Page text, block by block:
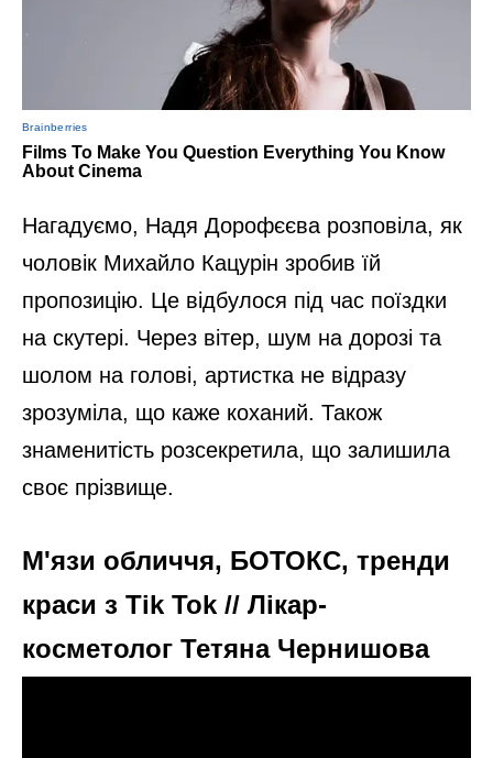
Нагадуємо, Надя Дорофєєва розповіла, як
чоловік Михайло Кацурін зробив їй
пропозицію. Це відбулося під час поїздки
на скутері. Через вітер, шум на дорозі та
шолом на голові, артистка не відразу
зрозуміла, що каже коханий. Також
знаменитість розсекретила, що залишила
своє прізвище.
М'язи обличчя, БОТОКС, тренди
краси з Tik Tok // Лікар-
косметолог Тетяна Чернишова